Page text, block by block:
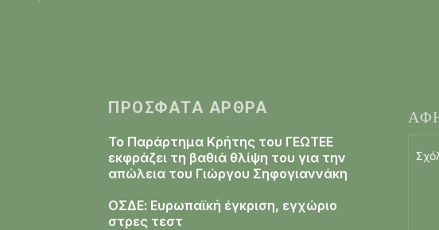
ΠΡΌΣΦΑΤΑ ΆΡΘΡΑ
Το Παράρτημα Κρήτης του ΓΕΩΤΕΕ
εκφράζει τη βαθιά θλίψη του για την
απώλεια του Γιώργου Σηφογιαννάκη
ΟΣΔΕ: Ευρωπαϊκή έγκριση, εγχώριο
στρες τεστ